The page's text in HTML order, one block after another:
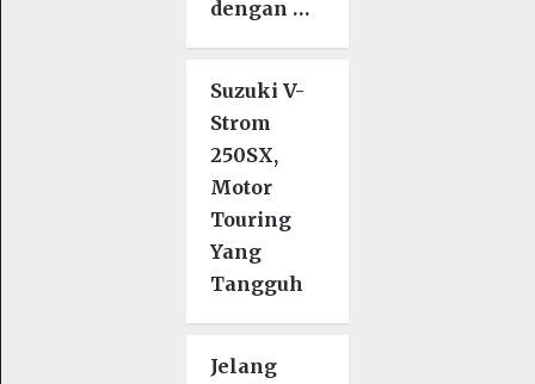
dengan …
Suzuki V-
Strom
250SX,
Motor
Touring
Yang
Tangguh
Jelang